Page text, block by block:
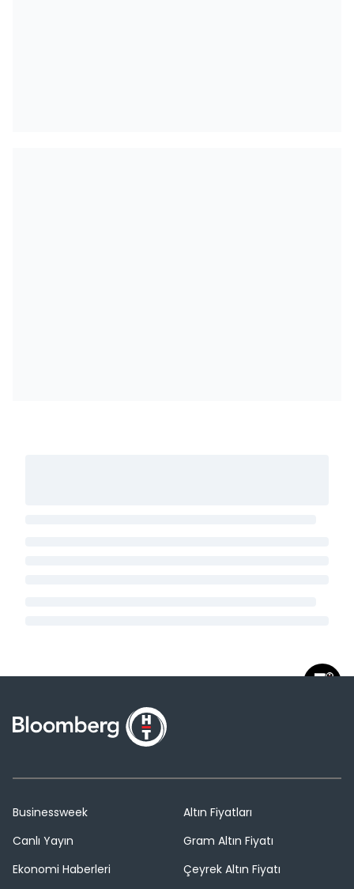
Businessweek
Canlı Yayın
Ekonomi Haberleri
Altın Fiyatları
Gram Altın Fiyatı
Çeyrek Altın Fiyatı